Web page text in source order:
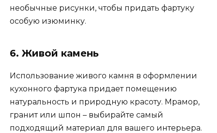
необычные рисунки, чтобы придать фартуку
особую изюминку.
6. Живой камень
Использование живого камня в оформлении
кухонного фартука придает помещению
натуральность и природную красоту. Мрамор,
гранит или шпон – выбирайте самый
подходящий материал для вашего интерьера.